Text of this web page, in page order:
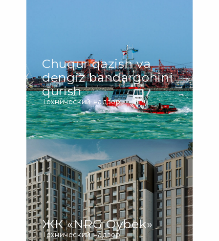
Chuqur qazish va
dengiz bandargohini
qurish
Технический надзор
ЖК «NRG Oybek»
Технический надзор